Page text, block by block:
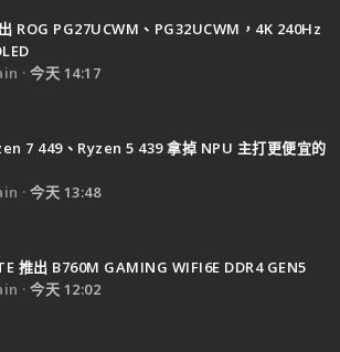
ROG PG27UCWM、PG32UCWM，4K 240Hz
今天 14:17
7 449、Ryzen 5 439 拿掉 NPU 主打更便宜的
今天 13:48
推出 B760M GAMING WIFI6E DDR4 GEN5
今天 12:02